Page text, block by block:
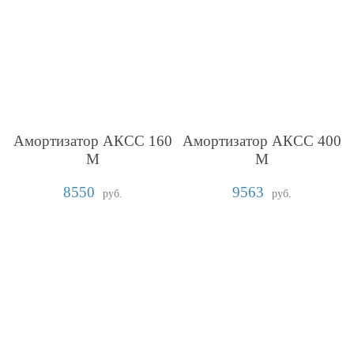
Амортизатор АКСС 160
М
8550
руб.
Амортизатор АКСС 400
М
9563
руб.